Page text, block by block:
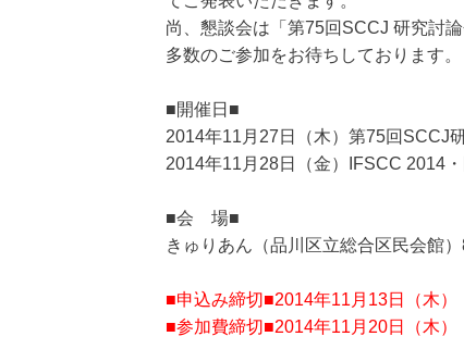
尚、懇談会は「第75回SCCJ 研究討
多数のご参加をお待ちしております。
■開催日■
2014年11月27日（木）第75回SCCJ
2014年11月28日（金）IFSCC 2014
■会 場■
きゅりあん（品川区立総合区民会館
■申込み締切■2014年11月13日（木）
■参加費締切■2014年11月20日（木）